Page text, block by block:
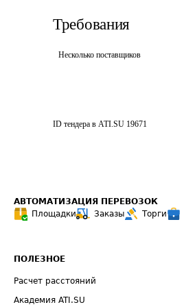
Требования
Несколько поставщиков
ID тендера в ATI.SU 19671
АВТОМАТИЗАЦИЯ ПЕРЕВОЗОК
Площадки
Заказы Торги
ПОЛЕЗНОЕ
Расчет расстояний
Академия ATI.SU